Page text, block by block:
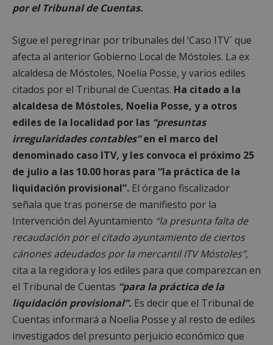
por el Tribunal de Cuentas.
Sigue el peregrinar por tribunales del ‘Caso ITV´ que
afecta al anterior Gobierno Local de Móstoles. La ex
alcaldesa de Móstoles, Noelia Posse, y varios ediles
citados por el Tribunal de Cuentas. Ha citado a la
alcaldesa de Móstoles, Noelia Posse, y a otros
ediles de la localidad por las “presuntas
irregularidades contables”en el marco del
denominado caso ITV, y les convoca el próximo 25
de julio a las 10.00 horas para “la práctica de la
liquidación provisional”. El órgano fiscalizador
señala que tras ponerse de manifiesto por la
Intervención del Ayuntamiento “la presunta falta de
recaudación por el citado ayuntamiento de ciertos
cánones adeudados por la mercantil ITV Móstoles”,
cita a la regidora y los ediles para que comparezcan en
el Tribunal de Cuentas “para la práctica de la
liquidación provisional”. Es decir que el Tribunal de
Cuentas informará a Noelia Posse y al resto de ediles
investigados del presunto perjuicio económico que